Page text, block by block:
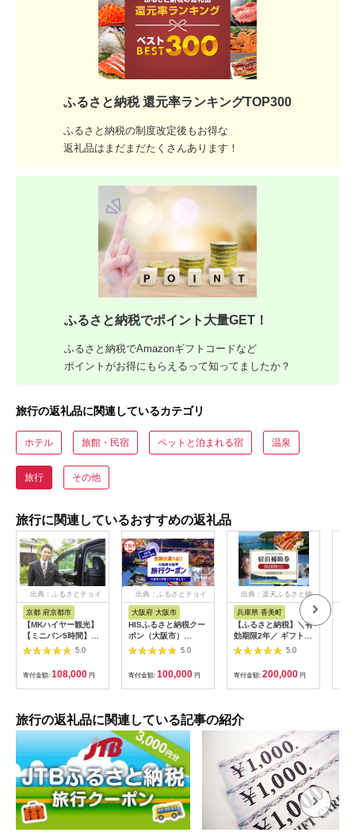
ふるさと納税 還元率ランキングTOP300
ふるさと納税の制度改定後もお得な
返礼品はまだまだたくさんあります！
ふるさと納税でポイント大量GET！
ふるさと納税でAmazonギフトコードなど
ポイントがお得にもらえるって知ってましたか？
旅行の返礼品に関連しているカテゴリ
ホテル 旅館・民宿 ペットと泊まれる宿 温泉
旅行 その他
旅行に関連しているおすすめの返礼品
出典：ふるさとチョイ
京都 府京都市
【MKハイヤー観光】
【ミニバン5時間】ド
ライバーとめぐるとっ
ておきの京都観光（3
／21-6／20・10／1-
11／30）
5.0
寄付金額: 108,000 円
出典：ふるさとチョイ
大阪府 大阪市
HISふるさと納税クー
ポン（大阪市）
30,000円分_OS039-
5.0
寄付金額: 100,000 円
出典：楽天ふるさと納
兵庫県 香美町
【ふるさと納税】＼有
効期限2年／ ギフトに
も使える 宿泊補助券
60,000円分 宿泊助成
券 宿泊券 旅 トラベル
旅行券 兵庫県 香美町
カニ 温泉 海 観光 旅
宿 体験 ギフト クーポ
ン 宿泊 お泊り 国内旅
行 但馬牛 旅館 温泉宿
プレゼント 贈答 母の
日 25-09
5.0
寄付金額: 200,000 円
旅行の返礼品に関連している記事の紹介